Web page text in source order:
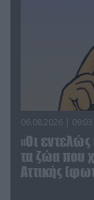
06.08.2026 | 09:03
«Οι
τα ζώα που
Αττικής